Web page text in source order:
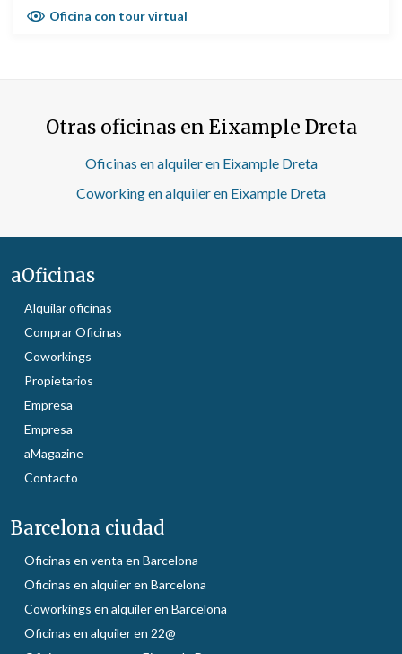
Oficina con tour virtual
Otras oficinas en Eixample Dreta
Oficinas en alquiler en Eixample Dreta
Coworking en alquiler en Eixample Dreta
aOficinas
Alquilar oficinas
Comprar Oficinas
Coworkings
Propietarios
Empresa
Empresa
aMagazine
Contacto
Barcelona ciudad
Oficinas en venta en Barcelona
Oficinas en alquiler en Barcelona
Coworkings en alquiler en Barcelona
Oficinas en alquiler en 22@